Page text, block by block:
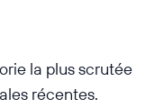
la plus scrutée
récentes.